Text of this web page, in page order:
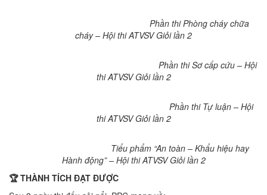
Phần thi Phòng cháy chữa
cháy – Hội thi ATVSV Giỏi lần 2
Phần thi Sơ cấp cứu – Hội
thi ATVSV Giỏi lần 2
Phần thi Tự luận – Hội
thi ATVSV Giỏi lần 2
Tiểu phẩm “An toàn – Khẩu hiệu hay
Hành động” – Hội thi ATVSV Giỏi lần 2
🏆THÀNH TÍCH ĐẠT ĐƯỢC